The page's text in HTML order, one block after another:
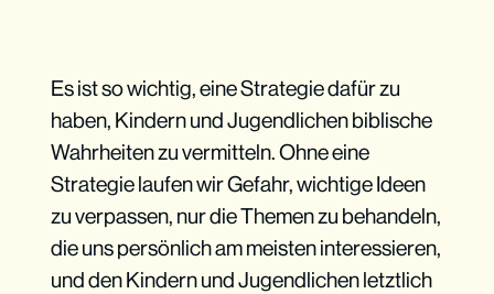
Es ist so wichtig, eine Strategie dafür zu
haben, Kindern und Jugendlichen biblische
Wahrheiten zu vermitteln. Ohne eine
Strategie laufen wir Gefahr, wichtige Ideen
zu verpassen, nur die Themen zu behandeln,
die uns persönlich am meisten interessieren,
und den Kindern und Jugendlichen letztlich